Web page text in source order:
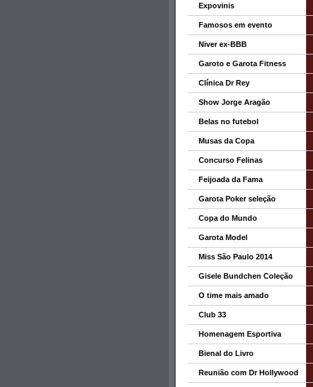
Expovinis
Famosos em evento
Niver ex-BBB
Garoto e Garota Fitness
Clínica Dr Rey
Show Jorge Aragão
Belas no futebol
Musas da Copa
Concurso Felinas
Feijoada da Fama
Garota Poker seleção
Copa do Mundo
Garota Model
Miss São Paulo 2014
Gisele Bundchen Coleção
O time mais amado
Club 33
Homenagem Esportiva
Bienal do Livro
Reunião com Dr Hollywood